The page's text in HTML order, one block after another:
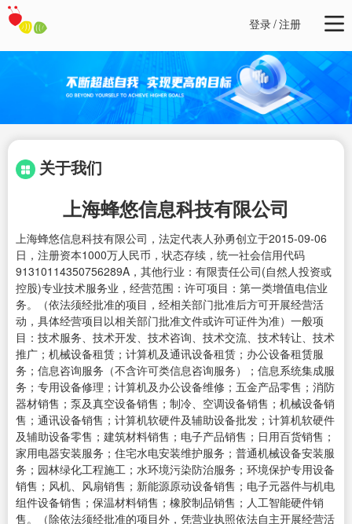
登录/注册
关于我们
上海蜂悠信息科技有限公司
上海蜂悠信息科技有限公司，法定代表人孙勇创立于2015-09-06
日，注册资本1000万人民币，状态存续，统一社会信用代码
91310114350756289A，其他行业：有限责任公司(自然人投资或
控股)专业技术服务业，经营范围：许可项目：第一类增值电信业
务。（依法须经批准的项目，经相关部门批准后方可开展经营活
动，具体经营项目以相关部门批准文件或许可证件为准）一般项
目：技术服务、技术开发、技术咨询、技术交流、技术转让、技术
推广；机械设备租赁；计算机及通讯设备租赁；办公设备租赁服
务；信息咨询服务（不含许可类信息咨询服务）；信息系统集成服
务；专用设备修理；计算机及办公设备维修；五金产品零售；消防
器材销售；泵及真空设备销售；制冷、空调设备销售；机械设备销
售；通讯设备销售；计算机软硬件及辅助设备批发；计算机软硬件
及辅助设备零售；建筑材料销售；电子产品销售；日用百货销售；
家用电器安装服务；住宅水电安装维护服务；普通机械设备安装服
务；园林绿化工程施工；水环境污染防治服务；环境保护专用设备
销售；风机、风扇销售；新能源原动设备销售；电子元器件与机电
组件设备销售；保温材料销售；橡胶制品销售；人工智能硬件销
售。（除依法须经批准的项目外，凭营业执照依法自主开展经营活